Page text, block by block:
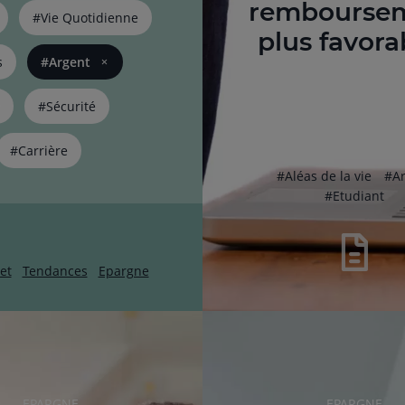
#Vie Quotidienne
#Argent
#Sécurité
#Carrière
Tendances Epargne
plus
hashtag
#Aléas de la vie #
hashtag
#Etudiant